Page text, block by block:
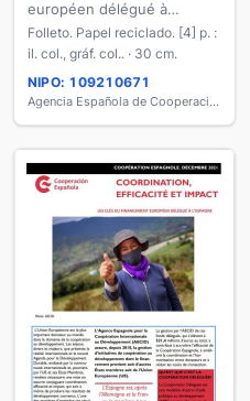
européen délégué à
l'Espagne
Folleto. Papel reciclado. [4] p. :
il. col., gráf. col.. · 30 cm.
NIPO: 109210671
Agencia Española de Cooperación Internacional para el Desarrollo